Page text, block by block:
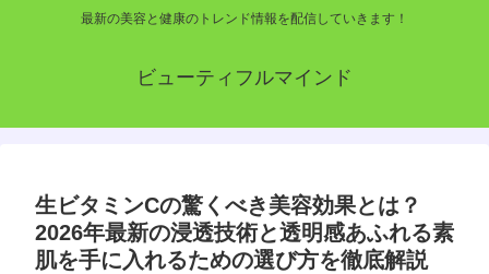
最新の美容と健康のトレンド情報を配信していきます！
ビューティフルマインド
生ビタミンCの驚くべき美容効果とは？
2026年最新の浸透技術と透明感あふれる素
肌を手に入れるための選び方を徹底解説